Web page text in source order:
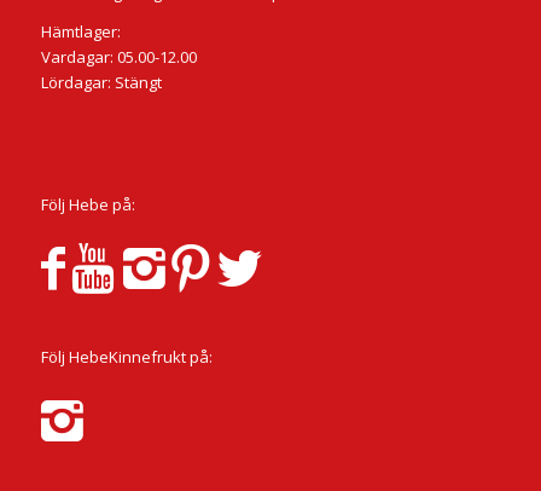
Hämtlager:
Vardagar: 05.00-12.00
Lördagar: Stängt
Följ Hebe på:
Följ HebeKinnefrukt på: